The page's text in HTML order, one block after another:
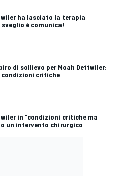
ha lasciato la terapia
è comunica!
di sollievo per Noah Dettwiler:
condizioni critiche
in "condizioni critiche ma
un intervento chirurgico